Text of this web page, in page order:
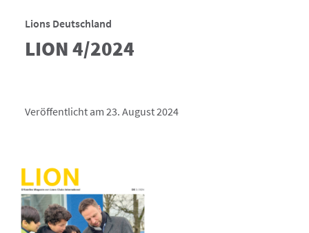
Lions Deutschland
LION 4/2024
Veröffentlicht am 23. August 2024